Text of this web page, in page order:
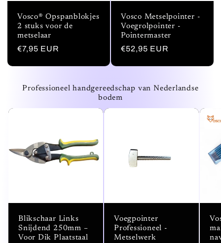
Vosco® Opspanblokjes
2 stuks voor de
metselaar
Normale
€7,95 EUR
Vosco Metselpointer -
Voegrolpointer -
Pointermaster
Normale
€52,95 EUR
Professioneel handgereedschap van Nederlandse
bodem
Blikschaar Links
Snijdend 250mm –
Voor Dik Plaatstaal
Voegpointer
Professioneel -
Metselwerk